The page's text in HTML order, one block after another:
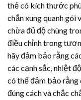
thẻ có kích thước
chắn xung quanh
chừa đủ độ chùng
điều chỉnh trong
hãy đảm bảo rằng
các cạnh sắc, nhiệt
có thể đảm bảo
đúng cách và chắc